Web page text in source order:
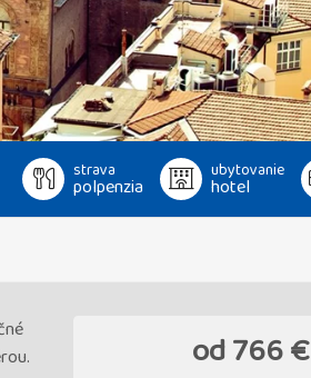
strava
polpenzia
ubytovanie
hotel
od766 €